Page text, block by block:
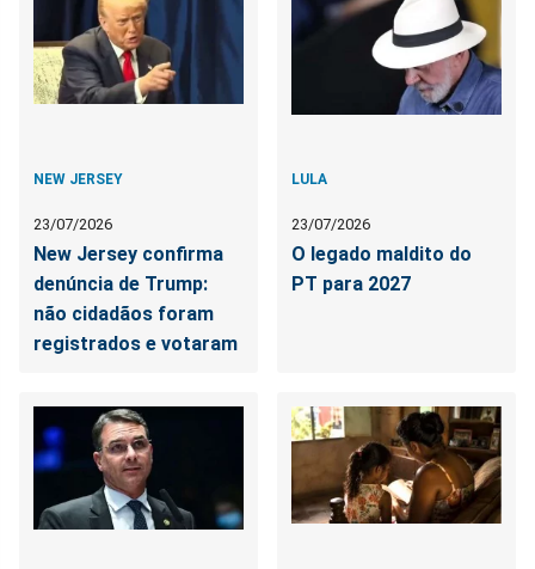
NEW JERSEY
23/07/2026
New Jersey confirma
denúncia de Trump:
não cidadãos foram
registrados e votaram
LULA
23/07/2026
O legado maldito do
PT para 2027